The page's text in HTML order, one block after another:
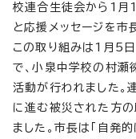
校連合生徒会から1月
と応援メッセージを市
この取り組みは1月5
で、小泉中学校の村瀬
活動が行われました。
に進む被災された方の
ました。市長は「自発